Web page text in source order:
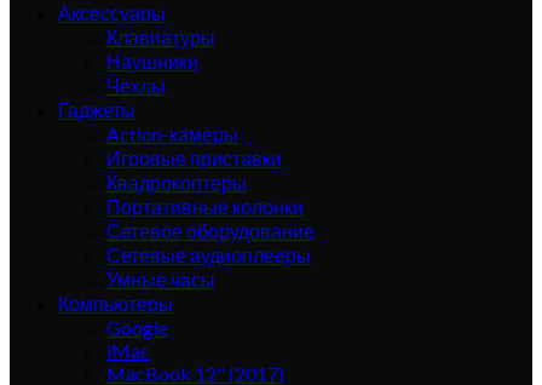
Аксессуары
Клавиатуры
Наушники
Чехлы
Гаджеты
Action-камеры
Игровые приставки
Квадрокоптеры
Портативные колонки
Сетевое оборудование
Сетевые аудиоплееры
Умные часы
Компьютеры
Google
iMac
MacBook 12" (2017)